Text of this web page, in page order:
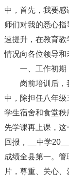
中，首先，我要
师们对我的悉心
速提升，在教育
情况向各位领导和
一、工作初期
岗前培训后
中，除担任八年
学生宿舍和食堂秩
先学课再上课，
回报，__中学
成绩全县第一。
片，尊重、关心